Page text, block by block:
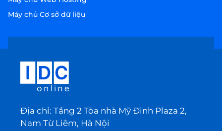
Máy chủ Cơ sở dữ liệu
Địa chỉ: Tầng 2 Tòa nhà Mỹ Đình Plaza 2,
Nam Từ Liêm, Hà Nội